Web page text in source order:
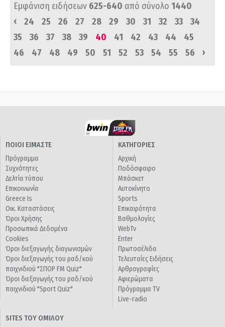
Εμφάνιση ειδήσεων 625-640 από σύνολο 1440
‹
24 25 26 27 28 29 30 31 32 33
34
35
36 37 38 39 40 41 42 43 44
45
46
47 48 49 50 51 52 53 54 55 56 ›
ΠΟΙΟΙ ΕΙΜΑΣΤΕ
Πρόγραμμα
Συχνότητες
Δελτία τύπου
Επικοινωνία
Greece Is
Οικ. Καταστάσεις
Όροι Χρήσης
Προσωπικά Δεδομένα
Cookies
Όροι διεξαγωγής διαγωνισμών
Όροι διεξαγωγής του ραδ/κού
παιχνιδιού "ΣΠΟΡ FM Quiz"
Όροι διεξαγωγής του ραδ/κού
παιχνιδιού "Sport Quiz"
ΚΑΤΗΓΟΡΙΕΣ
Αρχική
Ποδόσφαιρο
Μπάσκετ
Αυτοκίνητο
Sports
Επικαιρότητα
Βαθμολογίες
WebTv
Enter
Πρωτοσέλιδα
Τελευταίες Ειδήσεις
Αρθρογραφίες
Αφιερώματα
Πρόγραμμα TV
Live-radio
SITES ΤΟΥ ΟΜΙΛΟΥ